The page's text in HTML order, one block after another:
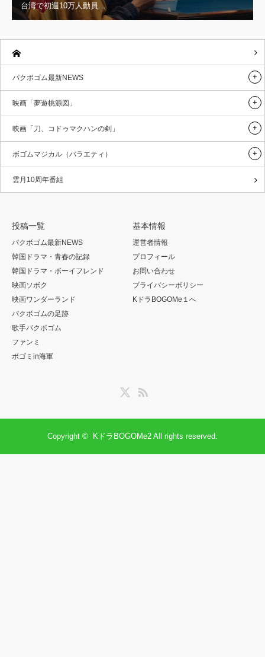
台湾で初週10万人動員…
パクボゴム最新NEWS
映画「夢遊桃源図」
映画「刀、コドゥマクハンの剣」
ボゴムマジカル（バラエティ）
雲月10周年番組
投稿一覧
パクボゴム最新NEWS
韓国ドラマ・青春の記録
韓国ドラマ・ボーイフレンド
映画ソボク
映画ワンダーランド
パクボゴムの足跡
歌手パクボゴム
ファンミ
ボゴミin海軍
基本情報
運営者情報
プロフィール
お問い合わせ
プライバシーポリシー
KドラBOGOMe１へ
Copyright © KドラBOGOMe2 All rights reserved.